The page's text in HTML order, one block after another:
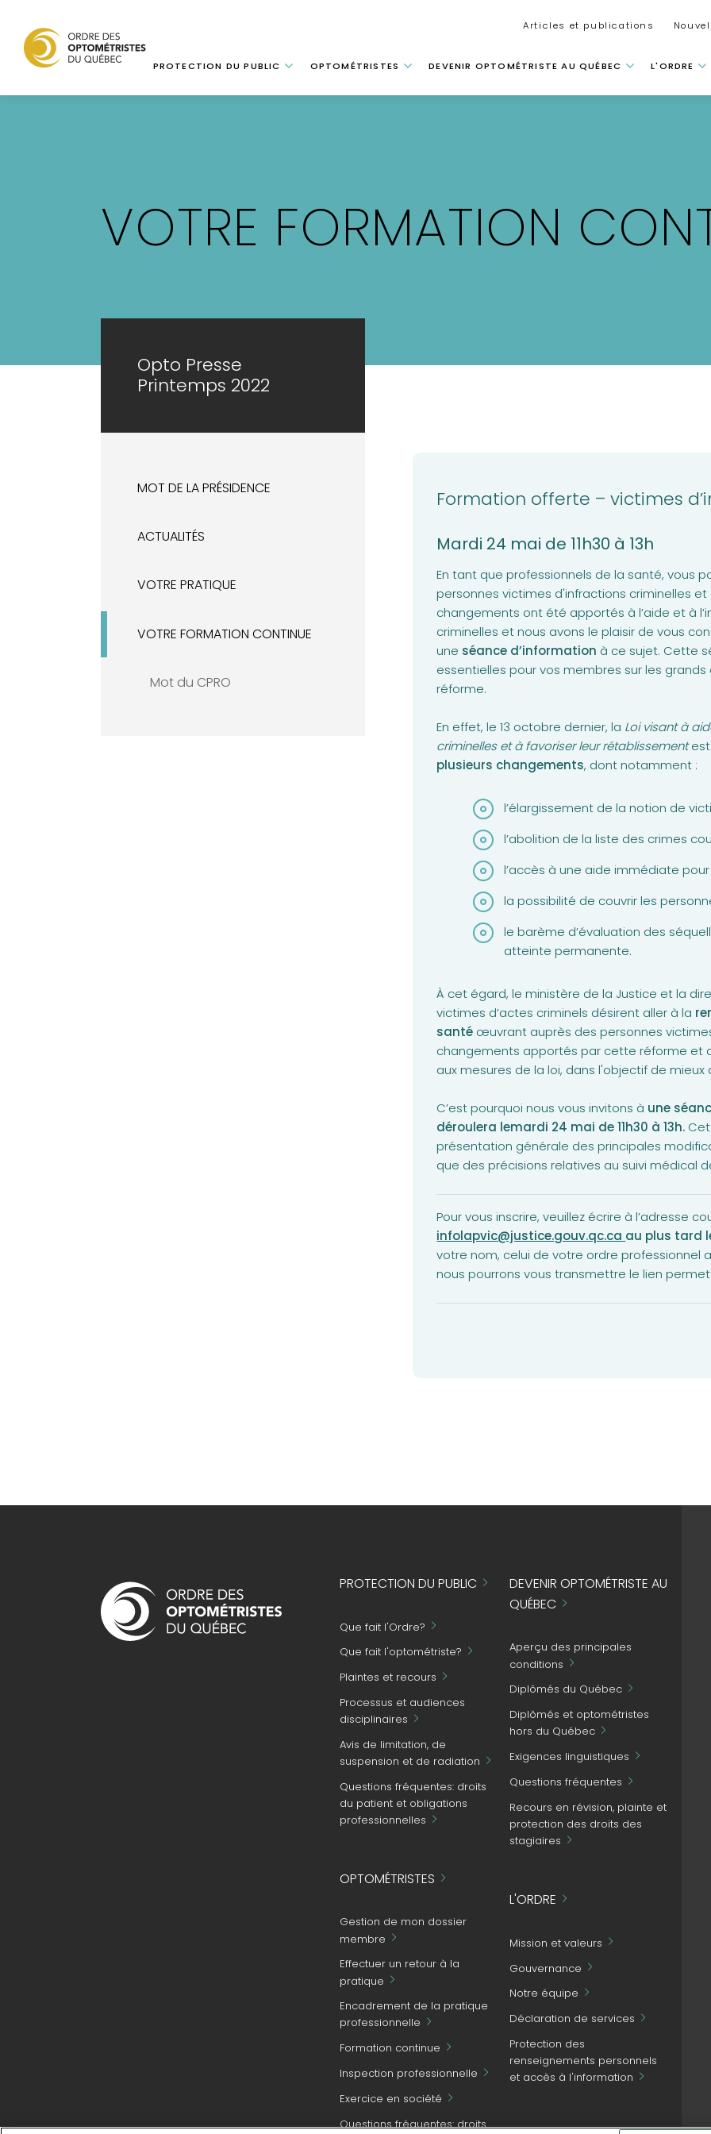
au
Articles et publications
Navigation principale
PROTECTION DU PUBLIC OPTOMÉTRISTES DEVENIR OPTOMÉTRISTE AU QUÉBEC L'ORDRE
VOTRE FORMATION
Opto Presse
Printemps 2022
MOT DE LA PRÉSIDENCE
ACTUALITÉS
VOTRE PRATIQUE
VOTRE FORMATION CONTINUE
Mot du CPRO
Formation offerte – victimes
Mardi 24 mai de 11h30 à 13h
En tant que professionnels de la santé, vous
personnes victimes d'infractions criminelles
changements ont été apportés à l’aide et à
criminelles et nous avons le plaisir de vous
une séance d’information à ce sujet. Cette
essentielles pour vos membres sur les
réforme.
En effet, le 13 octobre dernier, la Loi visant à
criminelles et à favoriser leur rétablissementest
plusieurs changements, dont notamment :
l’élargissement de la notion de
l’abolition de la liste des crimes
l’accès à une aide immédiate
la possibilité de couvrir les
le barème d’évaluation des
atteinte permanente.
À cet égard, le ministère de la Justice et la
victimes d’actes criminels désirent aller à la
santé œuvrant auprès des personnes
changements apportés par cette réforme et
aux mesures de la loi, dans l'objectif de
C’est pourquoi nous vous invitons à une
déroulera lemardi 24 mai de 11h30 à 13h.
présentation générale des principales
que des précisions relatives au suivi médical
Pour vous inscrire, veuillez écrire à l’adresse
infolapvic@justice.gouv.qc.ca au plus tard
votre nom, celui de votre ordre professionnel
nous pourrons vous transmettre le lien
Navigation
principale
PROTECTION DU PUBLIC
Que fait l'Ordre?
Que fait l'optométriste?
Plaintes et recours
Processus et audiences
disciplinaires
Avis de limitation, de
suspension et de radiation
Questions fréquentes: droits
du patient et obligations
professionnelles
OPTOMÉTRISTES
Gestion de mon dossier
membre
Effectuer un retour à la
pratique
Encadrement de la pratique
professionnelle
Formation continue
Inspection professionnelle
Exercice en société
Questions fréquentes: droits
DEVENIR OPTOMÉTRISTE AU
QUÉBEC
Aperçu des principales
conditions
Diplômés du Québec
Diplômés et optométristes
hors du Québec
Exigences linguistiques
Questions fréquentes
Recours en révision, plainte et
protection des droits des
stagiaires
L'ORDRE
Mission et valeurs
Gouvernance
Notre équipe
Déclaration de services
Protection des
renseignements personnels
et accès à l'information